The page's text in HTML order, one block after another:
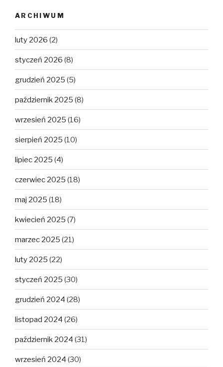
ARCHIWUM
luty 2026 (2)
styczeń 2026 (8)
grudzień 2025 (5)
październik 2025 (8)
wrzesień 2025 (16)
sierpień 2025 (10)
lipiec 2025 (4)
czerwiec 2025 (18)
maj 2025 (18)
kwiecień 2025 (7)
marzec 2025 (21)
luty 2025 (22)
styczeń 2025 (30)
grudzień 2024 (28)
listopad 2024 (26)
październik 2024 (31)
wrzesień 2024 (30)